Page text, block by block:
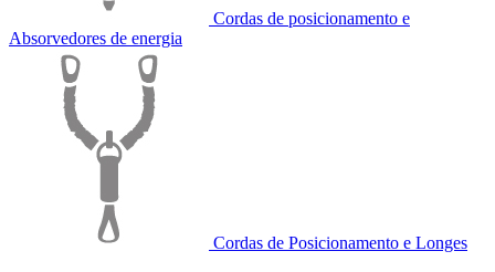
Cordas de posicionamento e
Absorvedores de energia
Cordas de Posicionamento e Longes